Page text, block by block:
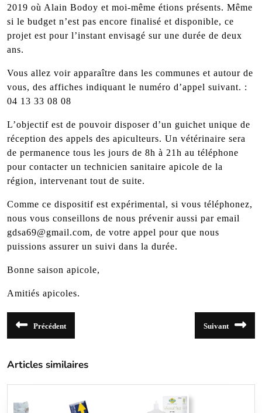
2019 où Alain Bodoy et moi-même étions présents. Même
si le budget n’est pas encore finalisé et disponible, ce
projet est pour l’instant envisagé sur une durée de deux
ans.
Vous allez voir apparaître dans les communes et autour de
vous, des affiches indiquant le numéro d’appel suivant. :
04 13 33 08 08
L’objectif est de pouvoir disposer d’un guichet unique de
réception des appels des apiculteurs. Un vétérinaire sera
de permanence tous les jours de 8h à 21h au téléphone
pour contacter un technicien sanitaire apicole de la
région, intervenant tout de suite.
Comme ce dispositif est expérimental, si vous téléphonez,
nous vous conseillons de nous prévenir aussi par email
gdsa69@gmail.com, de votre appel pour que nous
puissions assurer un suivi dans la durée.
Bonne saison apicole,
Amitiés apicoles.
Navigation
de
Précédent
précédent
Suivant
suivant
Articles similaires